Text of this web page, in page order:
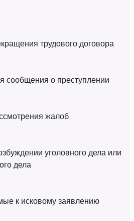
трудового договора
сообщения о преступлении
жалоб
уголовного дела или
дела
к исковому заявлению